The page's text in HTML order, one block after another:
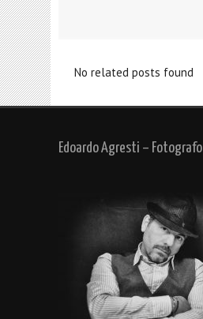
No related posts found
Edoardo Agresti – Fotografo